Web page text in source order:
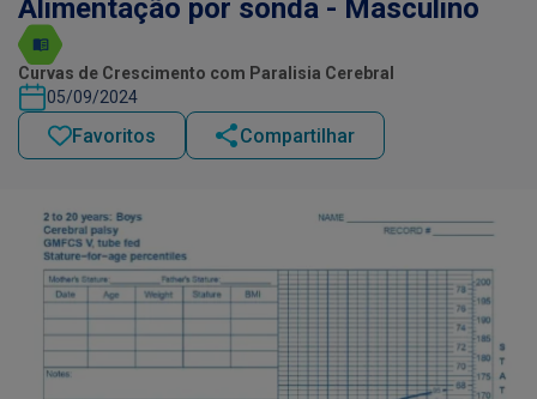
Alimentação por sonda - Masculino
Curvas de Crescimento com Paralisia Cerebral
05/09/2024
Favoritos Compartilhar